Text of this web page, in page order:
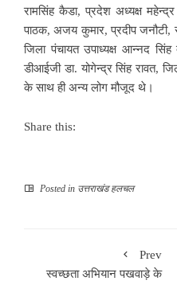
रामसिंह कैडा, प्रदेश अध्यक्ष
पाठक, अजय कुमार, प्रदीप जनौटी,
जिला पंचायत उपाध्यक्ष आन्नद
डीआईजी डा. योगेन्द्र सिंह रावत,
के साथ ही अन्य लोग मौजूद थे।
Share this:
Posted in उत्तराखंड हलचल
Prev
स्वच्छता अभियान पखवाड़े के